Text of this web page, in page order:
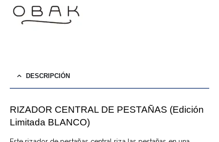
DESCRIPCIÓN
RIZADOR CENTRAL DE PESTAÑAS (Edición
Limitada BLANCO)